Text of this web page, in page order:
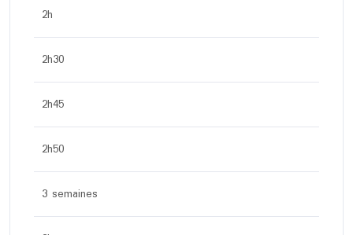
2h
2h30
2h45
2h50
3 semaines